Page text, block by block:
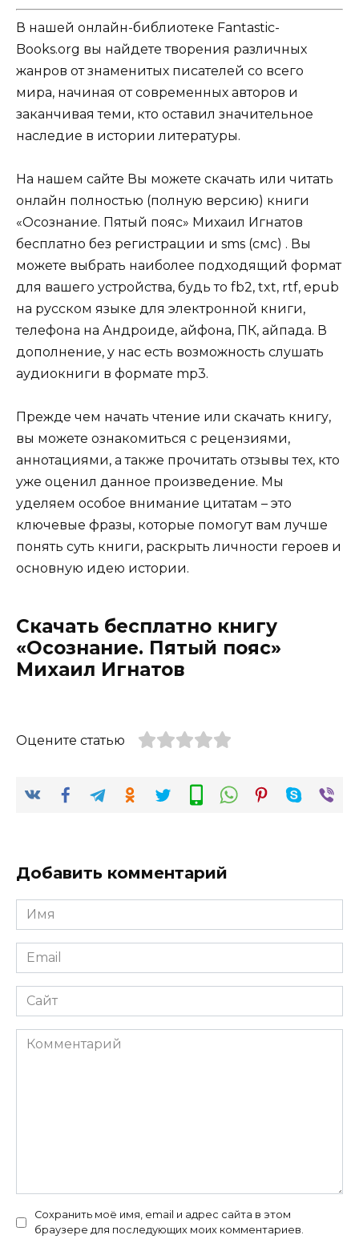
В нашей онлайн-библиотеке Fantastic-
Books.org вы найдете творения различных
жанров от знаменитых писателей со всего
мира, начиная от современных авторов и
заканчивая теми, кто оставил значительное
наследие в истории литературы.
На нашем сайте Вы можете скачать или читать
онлайн полностью (полную версию) книги
«Осознание. Пятый пояс» Михаил Игнатов
бесплатно без регистрации и sms (смс) . Вы
можете выбрать наиболее подходящий формат
для вашего устройства, будь то fb2, txt, rtf, epub
на русском языке для электронной книги,
телефона на Андроиде, айфона, ПК, айпада. В
дополнение, у нас есть возможность слушать
аудиокниги в формате mp3.
Прежде чем начать чтение или скачать книгу,
вы можете ознакомиться с рецензиями,
аннотациями, а также прочитать отзывы тех, кто
уже оценил данное произведение. Мы
уделяем особое внимание цитатам – это
ключевые фразы, которые помогут вам лучше
понять суть книги, раскрыть личности героев и
основную идею истории.
Скачать бесплатно книгу
«Осознание. Пятый пояс»
Михаил Игнатов
Оцените статью
Добавить комментарий
Имя
*
Email
*
Сайт
Комментарий
Сохранить моё имя, email и адрес сайта в этом
браузере для последующих моих комментариев.